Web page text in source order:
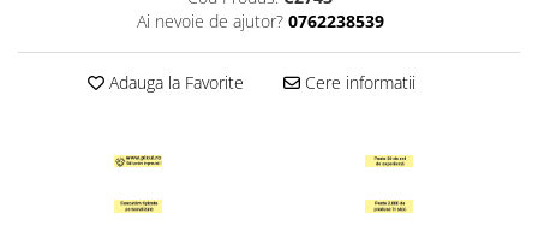
Hartie Quilling
Hartie glasata si creponata
Articole copii si cadouri
Penar 1 fermoar cu extensii
Ai nevoie de ajutor? 0762238539
Adauga la Favorite Cere informatii